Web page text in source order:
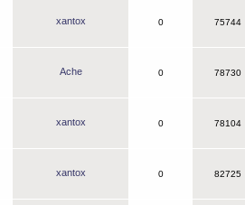
xantox 0 75744
Ache 0 78730
xantox 0 78104
xantox 0 82725